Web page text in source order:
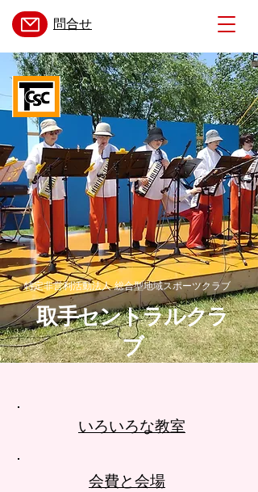
​問合せ
特定非営利活動法人 総合型地域スポーツクラブ
取手セントラルクラ
ブ
​いろいろな教室
会費と会場